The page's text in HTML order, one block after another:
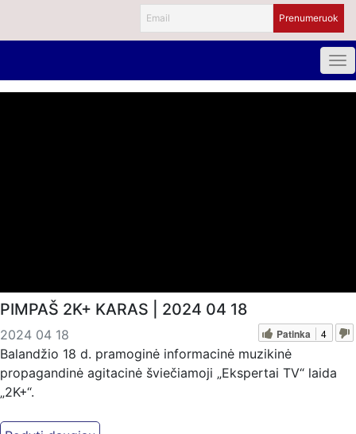
PIMPAŠ 2K+ KARAS | 2024 04 18
2024 04 18 Patinka 4
Balandžio 18 d. pramoginė informacinė muzikinė
propagandinė agitacinė šviečiamoji „Ekspertai TV“ laida
„2K+“.
Kiti mūsų kanalai: